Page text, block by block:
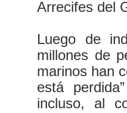
Arrecifes del
Luego de
millones de
marinos han
está
incluso, al